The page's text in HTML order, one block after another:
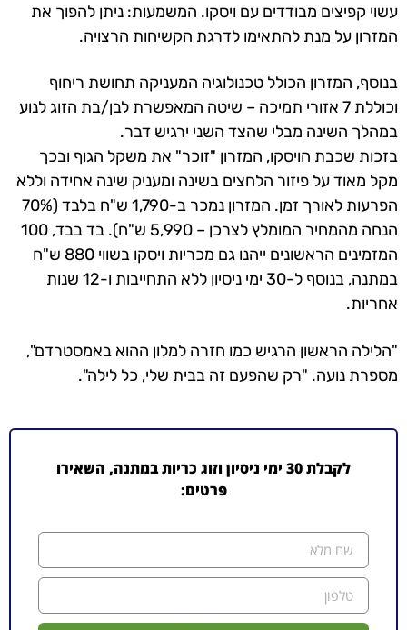
עשוי קפיצים מבודדים עם ויסקו. המשמעות: ניתן להפוך את
המזרון על מנת להתאימו לדרגת הקשיחות הרצויה.
בנוסף, המזרון הכולל טכנולוגיה המעניקה תחושת ריחוף
וכוללת 7 אזורי תמיכה – שיטה המאפשרת לבן/בת הזוג לנוע
במהלך השינה מבלי שהצד השני ירגיש דבר.
בזכות שכבת הויסקו, המזרון "זוכר" את משקל הגוף ובכך
מקל מאוד על פיזור הלחצים בשינה ומעניק שינה אחידה וללא
הפרעות לאורך זמן. המזרון נמכר ב-1,790 ש"ח בלבד (70%
הנחה מהמחיר המומלץ לצרכן – 5,990 ש"ח). בד בבד, 100
המזמינים הראשונים ייהנו גם מכריות ויסקו בשווי 880 ש"ח
במתנה, בנוסף ל-30 ימי ניסיון ללא התחייבות ו-12 שנות
אחריות.
"הלילה הראשון הרגיש כמו חזרה למלון ההוא באמסטרדם",
מספרת נועה. "רק שהפעם זה בבית שלי, כל לילה".
לקבלת 30 ימי ניסיון וזוג כריות במתנה, השאירו
פרטים: